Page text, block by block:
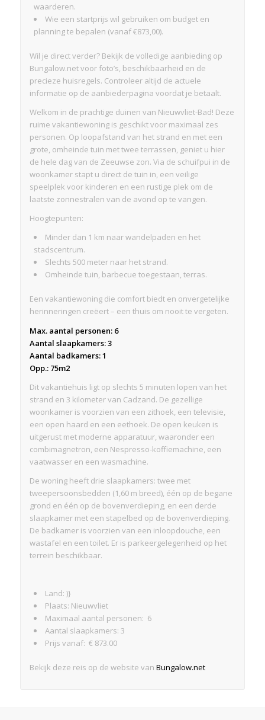
waarderen.
Wie een startprijs wil gebruiken om budget en
planning te bepalen (vanaf €873,00).
Wil je direct verder? Bekijk de volledige aanbieding op
Bungalow.net voor foto’s, beschikbaarheid en de
precieze huisregels. Controleer altijd de actuele
informatie op de aanbiederpagina voordat je betaalt.
Welkom in de prachtige duinen van Nieuwvliet-Bad! Deze
ruime vakantiewoning is geschikt voor maximaal zes
personen. Op loopafstand van het strand en met een
grote, omheinde tuin met twee terrassen, geniet u hier
de hele dag van de Zeeuwse zon. Via de schuifpui in de
woonkamer stapt u direct de tuin in, een veilige
speelplek voor kinderen en een rustige plek om de
laatste zonnestralen van de avond op te vangen.
Hoogtepunten:
Minder dan 1 km naar wandelpaden en het
stadscentrum.
Slechts 500 meter naar het strand.
Omheinde tuin, barbecue toegestaan, terras.
Een vakantiewoning die comfort biedt en onvergetelijke
herinneringen creëert – een thuis om nooit te vergeten.
Max. aantal personen: 6
Aantal slaapkamers: 3
Aantal badkamers: 1
Opp.: 75m2
Dit vakantiehuis ligt op slechts 5 minuten lopen van het
strand en 3 kilometer van Cadzand. De gezellige
woonkamer is voorzien van een zithoek, een televisie,
een open haard en een eethoek. De open keuken is
uitgerust met moderne apparatuur, waaronder een
combimagnetron, een Nespresso-koffiemachine, een
vaatwasser en een wasmachine.
De woning heeft drie slaapkamers: twee met
tweepersoonsbedden (1,60 m breed), één op de begane
grond en één op de bovenverdieping, en een derde
slaapkamer met een stapelbed op de bovenverdieping.
De badkamer is voorzien van een inloopdouche, een
wastafel en een toilet. Er is parkeergelegenheid op het
terrein beschikbaar.
Land: )}
Plaats: Nieuwvliet
Maximaal aantal personen: 6
Aantal slaapkamers: 3
Prijs vanaf: € 873.00
Bekijk deze reis op de website van Bungalow.net